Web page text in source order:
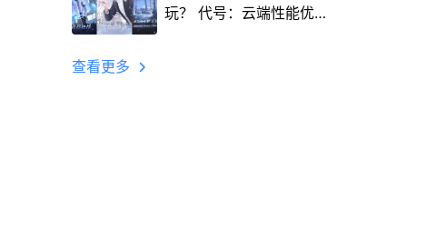
玩？ 代号：云端性能优
查看更多